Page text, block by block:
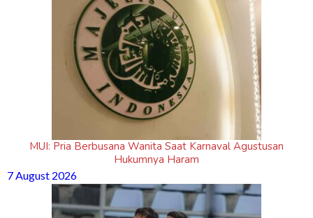
MUI: Pria Berbusana Wanita Saat Karnaval Agustusan
Hukumnya Haram
7 August 2026